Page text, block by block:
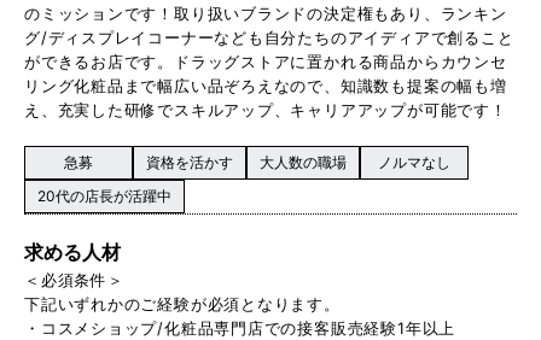
のミッションです！取り扱いブランドの決定権もあり、ランキン
グ/ディスプレイコーナーなども自分たちのアイディアで創ること
ができるお店です。ドラッグストアに置かれる商品からカウンセ
リング化粧品まで幅広い品ぞろえなので、知識数も提案の幅も増
え、充実した研修でスキルアップ、キャリアアップが可能です！
急募 資格を活かす 大人数の職場
ノルマなし
20代の店長が活躍中
求める人材
＜必須条件＞
下記いずれかのご経験が必須となります。
・コスメショップ/化粧品専門店での接客販売経験1年以上